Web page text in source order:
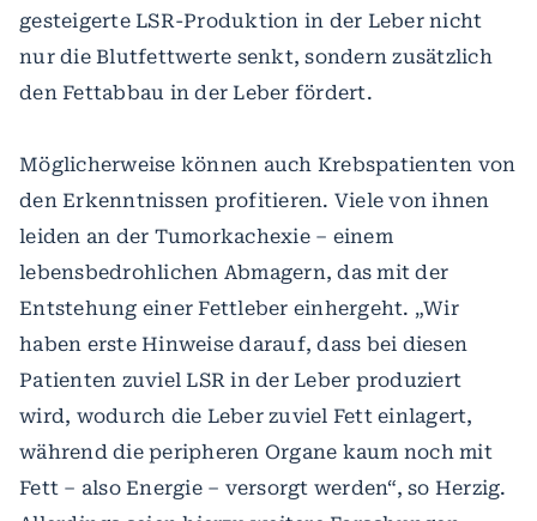
gesteigerte LSR-Produktion in der Leber nicht
nur die Blutfettwerte senkt, sondern zusätzlich
den Fettabbau in der Leber fördert.
Möglicherweise können auch Krebspatienten von
den Erkenntnissen profitieren. Viele von ihnen
leiden an der Tumorkachexie – einem
lebensbedrohlichen Abmagern, das mit der
Entstehung einer Fettleber einhergeht. „Wir
haben erste Hinweise darauf, dass bei diesen
Patienten zuviel LSR in der Leber produziert
wird, wodurch die Leber zuviel Fett einlagert,
während die peripheren Organe kaum noch mit
Fett – also Energie – versorgt werden“, so Herzig.